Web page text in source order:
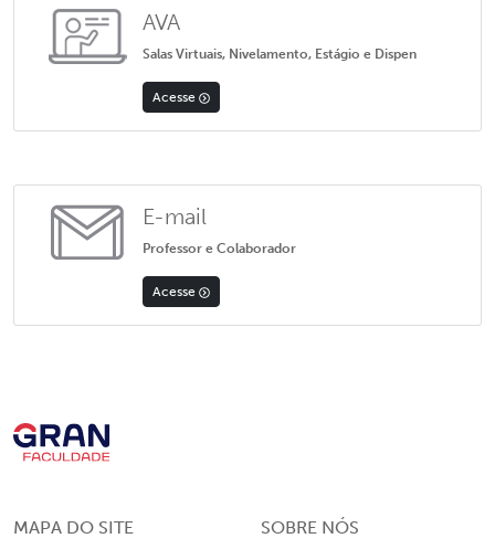
AVA
Salas Virtuais, Nivelamento, Estágio e Dispen
Acesse
E-mail
Professor e Colaborador
Acesse
MAPA DO SITE SOBRE NÓS